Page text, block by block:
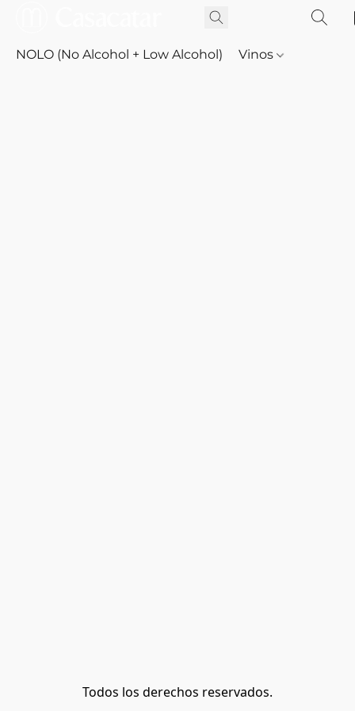
NOLO (No Alcohol + Low Alcohol) Vinos
Todos los derechos reservados.